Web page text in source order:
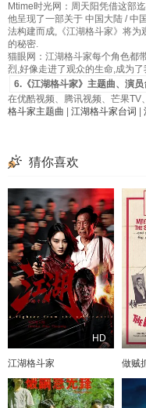
Mtime时光网：周天阳凭借这部
他呈现了一部关于 中国大陆 / 中
法构建而成,《江湖格斗家》将为
的秘密.
猫眼网：江湖格斗家每个角色都
烈,好像走进了观众的生命,成为
6.《江湖格斗家》主题曲、演
在优酷视频、腾讯视频、芒果TV
格斗家主题曲
江湖格斗家台词
猜你喜欢
HD
江湖格斗家 做贼